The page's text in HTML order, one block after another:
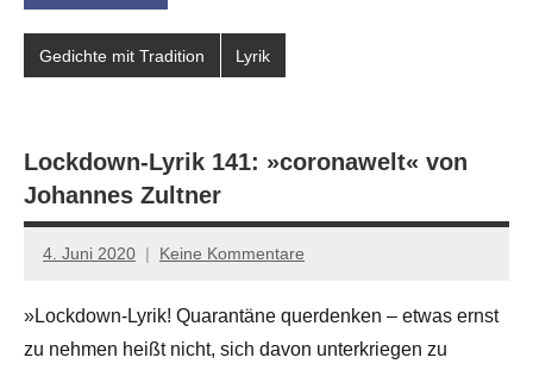
Gedichte mit Tradition Lyrik
Lockdown-Lyrik 141: »coronawelt« von
Johannes Zultner
4. Juni 2020
Jan-
Hornauer
für
Keine Kommentare
»Lockdown-Lyrik! Quarantäne querdenken – etwas ernst
zu nehmen heißt nicht, sich davon unterkriegen zu